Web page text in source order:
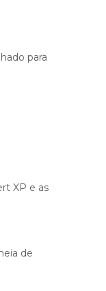
para
XP e as
de